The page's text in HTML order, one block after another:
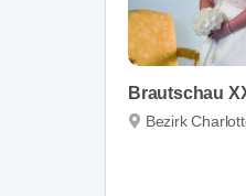
Brautschau
Bezirk